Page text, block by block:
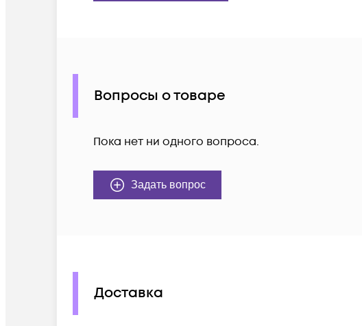
Вопросы о товаре
Пока нет ни одного вопроса.
Задать вопрос
Доставка